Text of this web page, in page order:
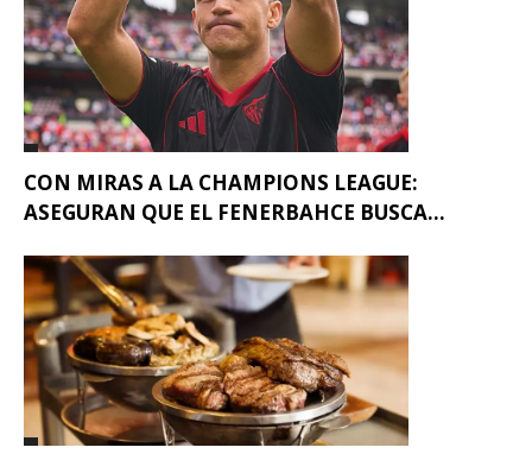
CON MIRAS A LA CHAMPIONS LEAGUE:
ASEGURAN QUE EL FENERBAHCE BUSCA...